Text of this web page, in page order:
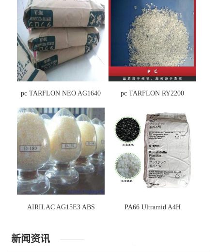
pc TARFLON NEO AG1640 pc TARFLON RY2200
AIRILAC AG15E3 ABS PA66 Ultramid A4H
新闻资讯